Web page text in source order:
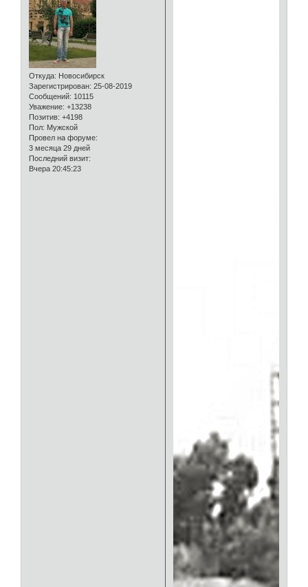
Откуда: Новосибирск
Зарегистрирован: 25-08-2019
Сообщений: 10115
Уважение: +13238
Позитив: +4198
Пол: Мужской
Провел на форуме:
3 месяца 29 дней
Последний визит:
Вчера 20:45:23